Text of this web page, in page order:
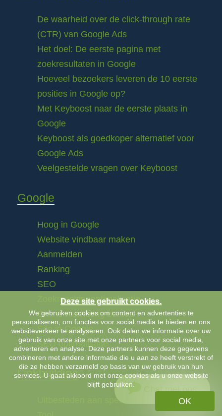
De waarheid over de click-through rate
(CTR) van Google Ads
Het doel: De eerste pagina met
zoekresultaten in Google
Hoeveel bezoekers leveren de 10 eerste
posities in Google op?
Met Keyboost naar de eerste plaats in
Google
Keyboost als goedkoper alternatief voor
Google Ads
Veelgestelde vragen over Keyboost
Google
Hoog in Google
Website vindbaar maken
Aanmelden
Ranking
SEO
Zoekmachineoptimalisatie
Online marketing bureau
Site in Google
SEO optimalisatie
Linkbuilding
Uitbesteden aan specialist
Chat met ons
Deze site gebruikt cookies.
We gebruiken cookies om content en advertenties te
personaliseren, om functies voor social media te bieden en ons
websiteverkeer te analyseren. Ook delen we informatie over uw
gebruik van onze site met onze partners voor social media,
adverteren en analyse. Deze partners kunnen deze gegevens
combineren met andere informatie die u aan ze heeft verstrekt of
die ze hebben verzameld op basis van uw gebruik van hun
services. U gaat akkoord met onze cookies als u onze website
blijft gebruiken.
OK